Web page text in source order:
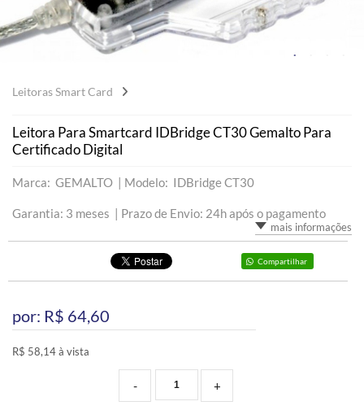
Leitoras Smart Card
Leitora Para Smartcard IDBridge CT30 Gemalto Para
Certificado Digital
Marca: GEMALTO | Modelo: IDBridge CT30
Garantia: 3 meses | Prazo de Envio: 24h após o pagamento
mais informações
Compartilhar
por: R$ 64,60
R$ 58,14 à vista
+
-